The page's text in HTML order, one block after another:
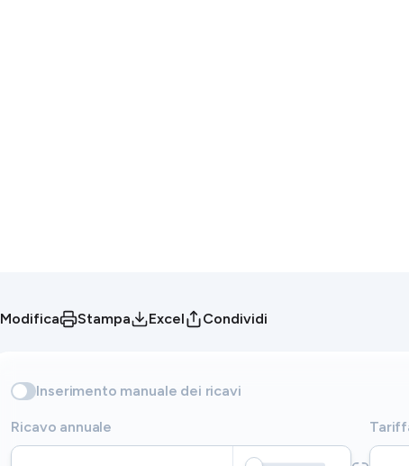
Modifica Stampa Excel Condividi
Inserimento manuale dei ricavi
Ricavo annuale